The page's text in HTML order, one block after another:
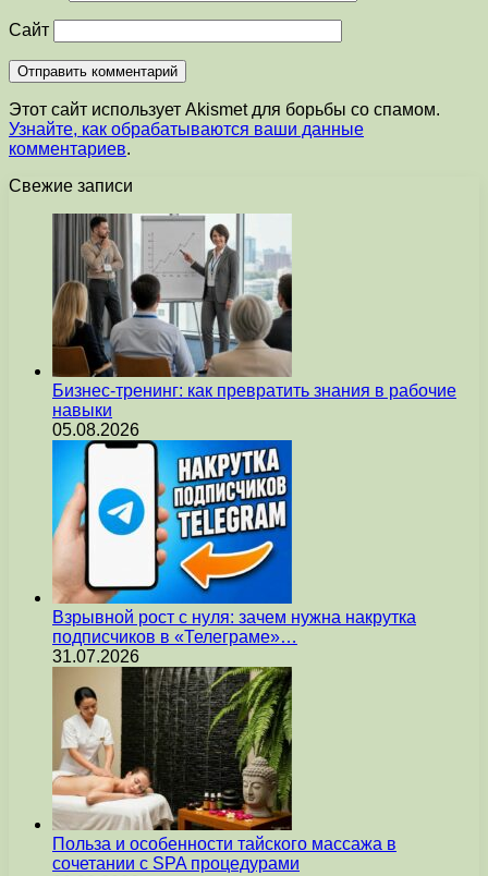
Сайт
Этот сайт использует Akismet для борьбы со спамом.
Узнайте, как обрабатываются ваши данные
комментариев.
Свежие записи
Бизнес-тренинг: как превратить знания в рабочие
навыки
05.08.2026
Взрывной рост с нуля: зачем нужна накрутка
подписчиков в «Телеграме»…
31.07.2026
Польза и особенности тайского массажа в
сочетании с SPA процедурами